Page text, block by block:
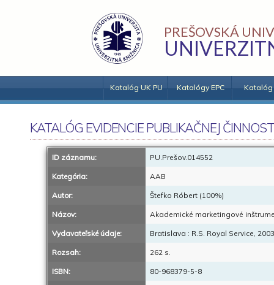
PREŠOVSKÁ
Katalóg UK PU Katalógy EPC Katalóg
KATALÓG EVIDENCIE PUBLIKAČNEJ
ID záznamu: PU.Prešov.014552
Kategória: AAB
Autor: Štefko Róbert (100%)
Názov: Akademické marketingové
Vydavateľské údaje: Bratislava : R.S. Royal Service, 2003
Rozsah: 262 s.
ISBN: 80-968379-5-8